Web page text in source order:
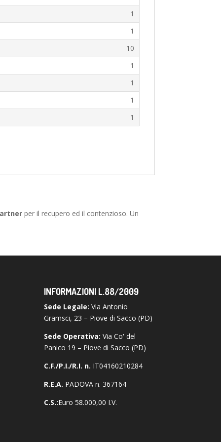
1
1
10
1
1
1
1
per il recupero ed il contenzioso. Un
INFORMAZIONI L.88/2009
Sede Legale:Via Antonio
Gramsci, 23 – Piove di Sacco (PD)
Sede Operativa:Via Co' del
Panico 19 – Piove di Sacco (PD)
C.F./P.I./R.I. n. IT04160210284
R.E.A. PADOVA n. 367164
C.S.:Euro 58.000,00 I.V.